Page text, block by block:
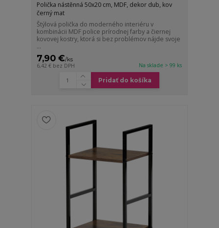
Polička nástěnná 50x20 cm, MDF, dekor dub, kov
černý mat
Štýlová polička do moderného interiéru v
kombinácii MDF police prírodnej farby a čiernej
kovovej kostry, ktorá si bez problémov nájde svoje
...
7,90 €/ks
6,42 € bez DPH Na sklade > 99 ks
Pridať do košíka